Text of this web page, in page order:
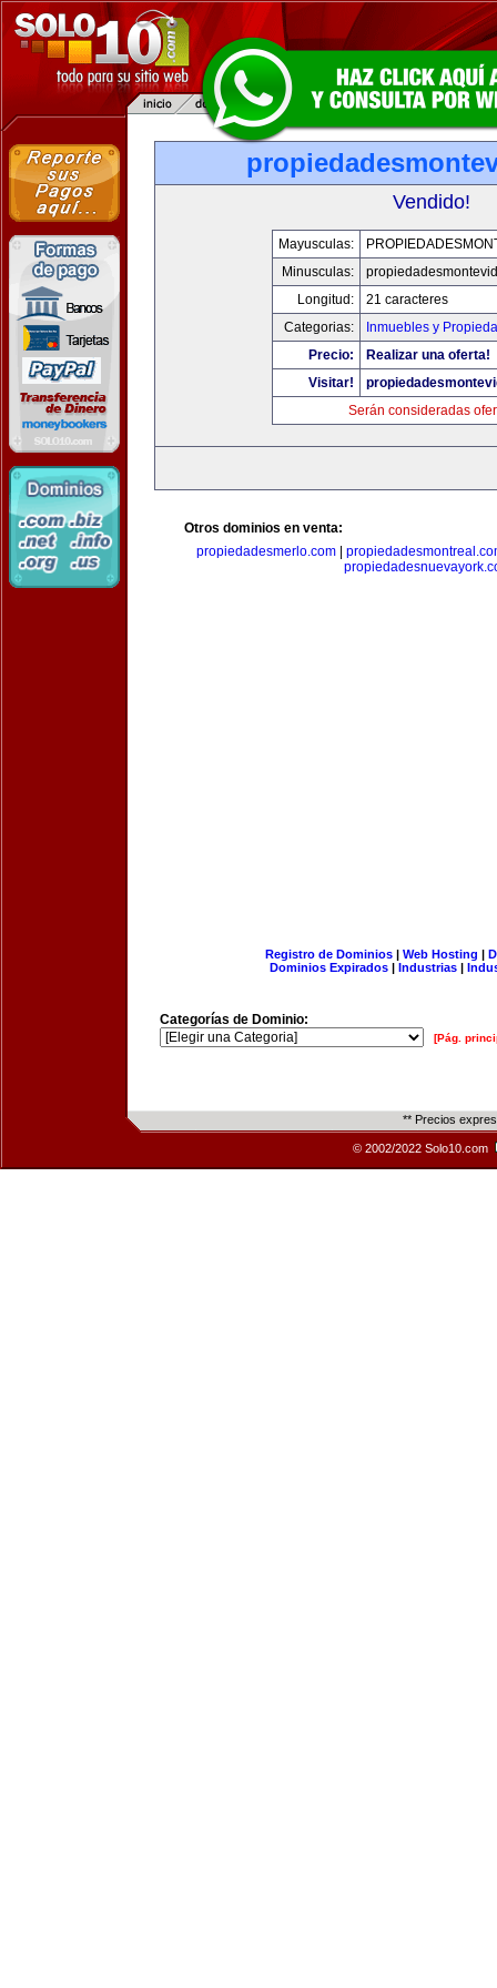
Vendido!
Mayusculas:
Minusculas:
Longitud:
21 caracteres
Categorias:
Inmuebles y
Precio:
Realizar una oferta!
Visitar!
Serán consideradas
Otros dominios en venta:
propiedadesmerlo.com
Registro de Dominios| Web Hosting |
Dominios Expirados | Industrias |
Categorías de Dominio:
[Pág.
** Precios
© 2002/2022 Solo10.com